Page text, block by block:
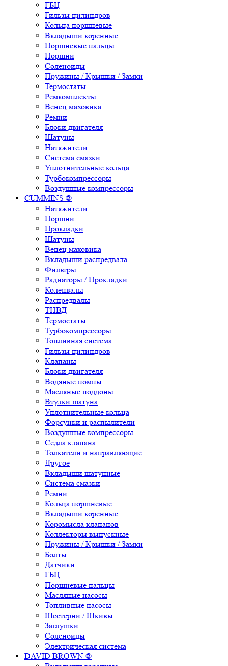
ГБЦ
Гильзы цилиндров
Кольца поршневые
Вкладыши коренные
Поршневые пальцы
Поршни
Соленоиды
Пружины / Крышки / Замки
Термостаты
Ремкомплекты
Венец маховика
Ремни
Блоки двигателя
Шатуны
Натяжители
Система смазки
Уплотнительные кольца
Турбокомпрессоры
Воздушные компрессоры
CUMMINS ®
Натяжители
Поршни
Прокладки
Шатуны
Венец маховика
Вкладыши распредвала
Фильтры
Радиаторы / Прокладки
Коленвалы
Распредвалы
ТНВД
Термостаты
Турбокомпрессоры
Топливная система
Гильзы цилиндров
Клапаны
Блоки двигателя
Водяные помпы
Масляные поддоны
Втулки шатуна
Уплотнительные кольца
Форсунки и распылители
Воздушные компрессоры
Седла клапана
Толкатели и направляющие
Другое
Вкладыши шатунные
Система смазки
Ремни
Кольца поршневые
Вкладыши коренные
Коромысла клапанов
Коллекторы выпускные
Пружины / Крышки / Замки
Болты
Датчики
ГБЦ
Поршневые пальцы
Масляные насосы
Топливные насосы
Шестерни / Шкивы
Заглушки
Соленоиды
Электрическая система
DAVID BROWN ®